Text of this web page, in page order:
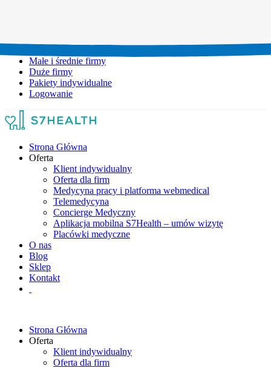
Małe i średnie firmy
Duże firmy
Pakiety indywidualne
Logowanie
Strona Główna
Oferta
Klient indywidualny
Oferta dla firm
Medycyna pracy i platforma webmedical
Telemedycyna
Concierge Medyczny
Aplikacja mobilna S7Health – umów wizytę
Placówki medyczne
O nas
Blog
Sklep
Kontakt
Strona Główna
Oferta
Klient indywidualny
Oferta dla firm